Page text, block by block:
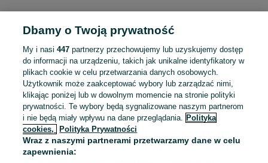
To ogłoszenie nie jest już dostępne
Dbamy o Twoją prywatność
My i nasi447 partnerzy przechowujemy lub uzyskujemy dostęp
do informacji na urządzeniu, takich jak unikalne identyfikatory w
plikach cookie w celu przetwarzania danych osobowych.
Użytkownik może zaakceptować wybory lub zarządzać nimi,
klikając poniżej lub w dowolnym momencie na stronie polityki
prywatności. Te wybory będą sygnalizowane naszym partnerom
i nie będą miały wpływu na dane przeglądania. Polityka
cookies,
Polityka Prywatności
Wraz z naszymi partnerami przetwarzamy dane w celu
zapewnienia: